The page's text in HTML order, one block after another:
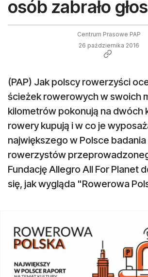
osób zabrało głos
Centrum Prasowe PAP
26 października 2016
(PAP) Jak polscy rowerzyści
ścieżek rowerowych w swoich
kilometrów pokonują na dwóch
rowery kupują i w co je
największego w Polsce badania
rowerzystów
Fundację Allegro All For Planet
się, jak wygląda "Rowerowa